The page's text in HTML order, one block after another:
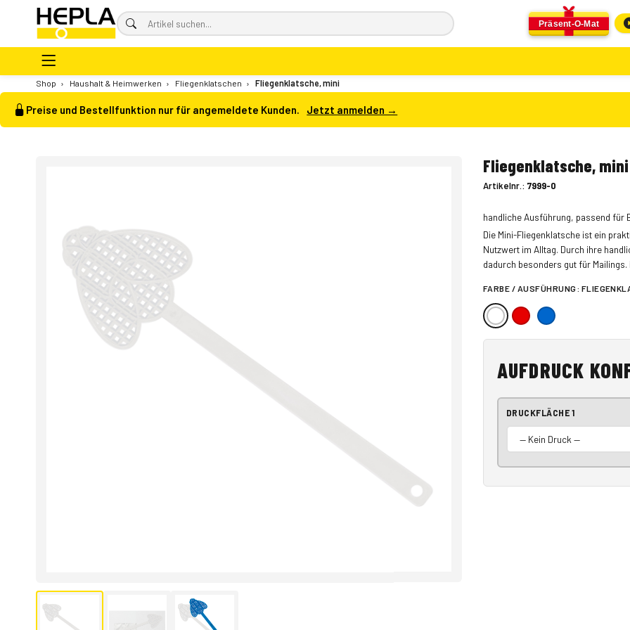
Präsent-O-Mat
Shop › Haushalt & Heimwerken › Fliegenklatschen › Fliegenklatsche, mini
Preise und Bestellfunktion nur für angemeldete Kunden. Jetzt anmelden →
Fliegenklatsche, mini
Artikelnr.: 7999-0
handliche Ausführung, passend für
Die Mini-Fliegenklatsche ist ein
Nutzwert im Alltag. Durch ihre
dadurch besonders gut für Mailings.
FARBE / AUSFÜHRUNG:
AUFDRUCK
DRUCKFLÄCHE 1